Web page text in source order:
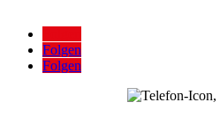
Folgen
Folgen